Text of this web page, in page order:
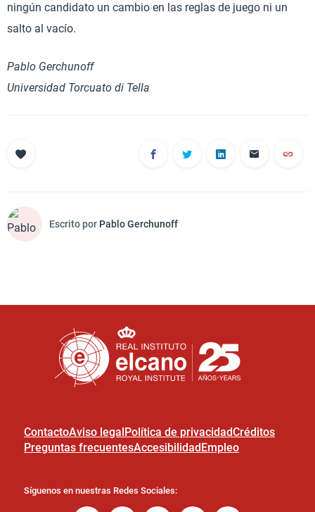
ningún candidato un cambio en las reglas de juego ni un
salto al vacío.
Pablo Gerchunoff
Universidad Torcuato di Tella
Escrito por Pablo Gerchunoff
ContactoAviso legalPolítica de privacidadCréditos
Preguntas frecuentesAccesibilidadEmpleo
Síguenos en nuestras Redes Sociales: